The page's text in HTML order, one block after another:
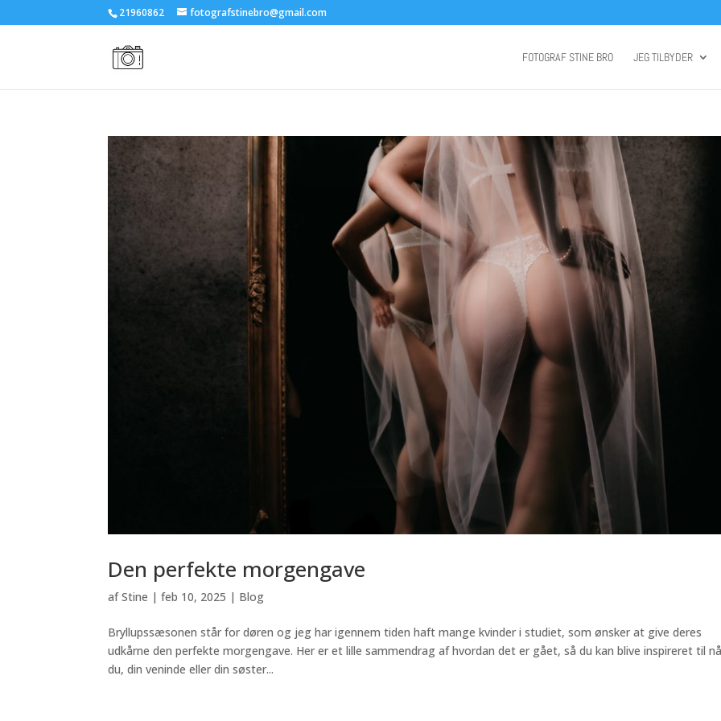
21960862 fotografstinebro@gmail.com
FOTOGRAF STINE BRO JEG TILBYDER
Den perfekte morgengave
afStine |feb 10, 2025 | Blog
Bryllupssæsonen står for døren og jeg har igennem tiden haft mange kvinder i studiet, som ønsker at give deres
udkårne den perfekte morgengave. Her er et lille sammendrag af hvordan det er gået, så du kan blive inspireret til
du, din veninde eller din søster...